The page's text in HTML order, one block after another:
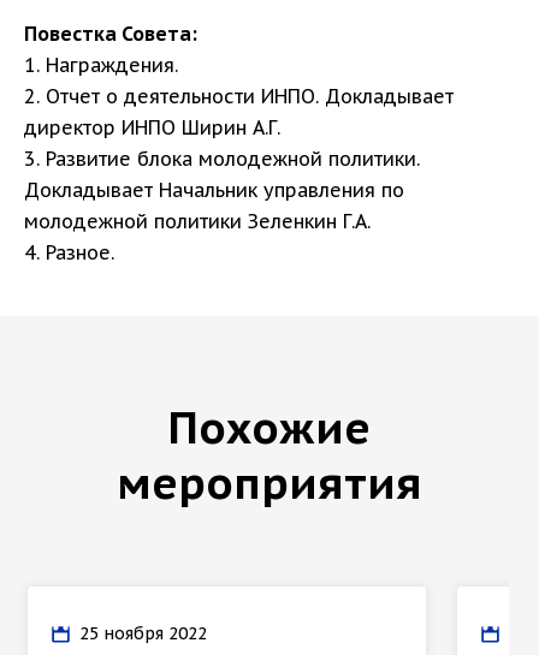
Повестка Совета:
1. Награждения.
2. Отчет о деятельности ИНПО. Докладывает
директор ИНПО Ширин А.Г.
3. Развитие блока молодежной политики.
Докладывает Начальник управления по
молодежной политики Зеленкин Г.А.
4. Разное.
Похожие
мероприятия
25 ноября 2022